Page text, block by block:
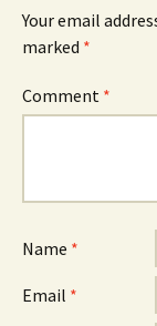
Your email
marked *
Comment *
Name *
Email *